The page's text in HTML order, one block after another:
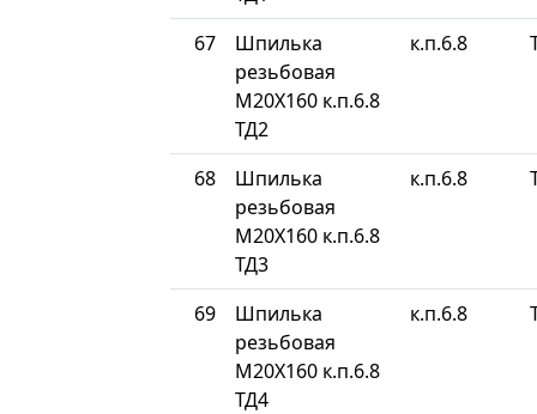
67
Шпилька
резьбовая
М20Х160 к.п.6.8
ТД2
к.п.6.8
68
Шпилька
резьбовая
М20Х160 к.п.6.8
ТД3
к.п.6.8
69
Шпилька
резьбовая
М20Х160 к.п.6.8
ТД4
к.п.6.8